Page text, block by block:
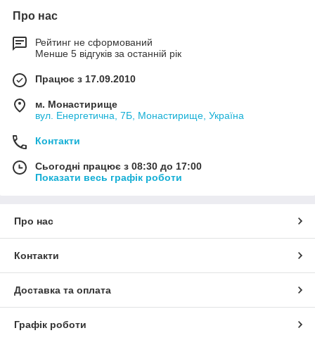
Про нас
Рейтинг не сформований
Менше 5 відгуків за останній рік
Працює з 17.09.2010
м. Монастирище
вул. Енергетична, 7Б, Монастирище, Україна
Контакти
Сьогодні працює з 08:30 до 17:00
Показати весь графік роботи
Про нас
Контакти
Доставка та оплата
Графік роботи